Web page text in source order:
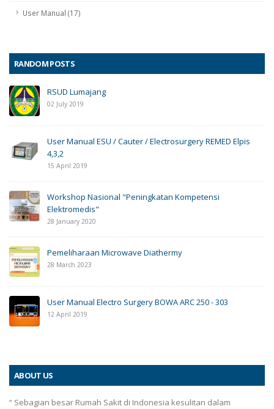
User Manual (17)
RANDOM POSTS
RSUD Lumajang
02 July 2019
User Manual ESU / Cauter / Electrosurgery REMED Elpis
4,3,2
15 April 2019
Workshop Nasional "Peningkatan Kompetensi
Elektromedis"
28 January 2020
Pemeliharaan Microwave Diathermy
28 March 2023
User Manual Electro Surgery BOWA ARC 250 - 303
12 April 2019
ABOUT US
“ Sebagian besar Rumah Sakit di Indonesia kesulitan dalam